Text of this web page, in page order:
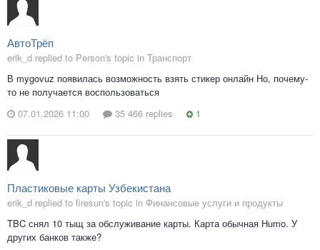
АвтоТрёп
erik_d replied to Person's topic in Транспорт
В mygovuz появилась возможность взять стикер онлайн Но, почему-
то не получается воспользоваться
07.01.2026 11:00
35 466 replies 1
Пластиковые карты Узбекистана
erik_d replied to firesun's topic in Финансовые услуги и продукты
TBC снял 10 тыщ за обслуживание карты. Карта обычная Humo. У
других банков также?